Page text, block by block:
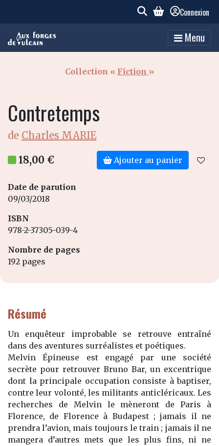
Connexion
Menu
Collection « Fiction »
Contretemps
de Charles MARIE
18,00 €
Ajouter au panier
Date de parution
09/03/2018
ISBN
978-2-37305-039-4
Nombre de pages
192 pages
Résumé
Un enquêteur improbable se retrouve entraîné
dans des aventures surréalistes et poétiques.
Melvin Épineuse est engagé par une société
secrète pour retrouver Bruno Bar, un excentrique
dont la principale occupation consiste à baptiser,
contre leur volonté, les militants anticléricaux. Les
recherches de Melvin le mèneront de Paris à
Florence, de Florence à Budapest ; jamais il ne
prendra l’avion, mais toujours le train ; jamais il ne
mangera d’autres mets que les plus fins, ni ne